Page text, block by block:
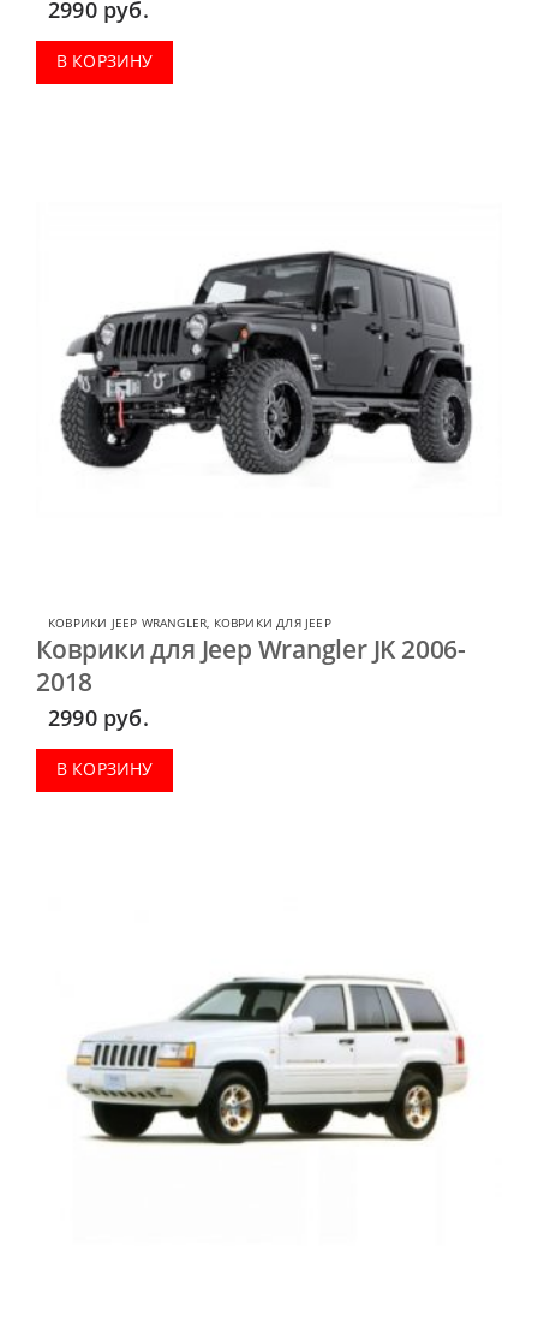
2990 руб.
В КОРЗИНУ
КОВРИКИ JEEP WRANGLER, КОВРИКИ ДЛЯ JEEP
Коврики для Jeep Wrangler JK 2006-
2018
2990 руб.
В КОРЗИНУ